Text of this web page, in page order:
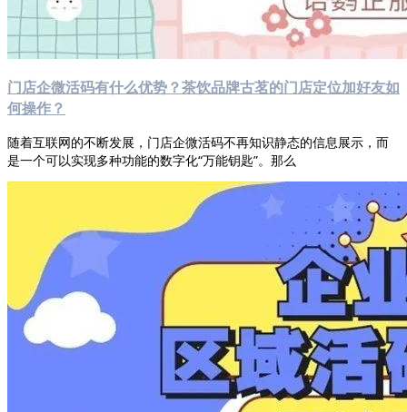
门店企微活码有什么优势？茶饮品牌古茗的门店定位加好友如
何操作？
随着互联网的不断发展，门店企微活码不再知识静态的信息展示，而
是一个可以实现多种功能的数字化“万能钥匙”。那么